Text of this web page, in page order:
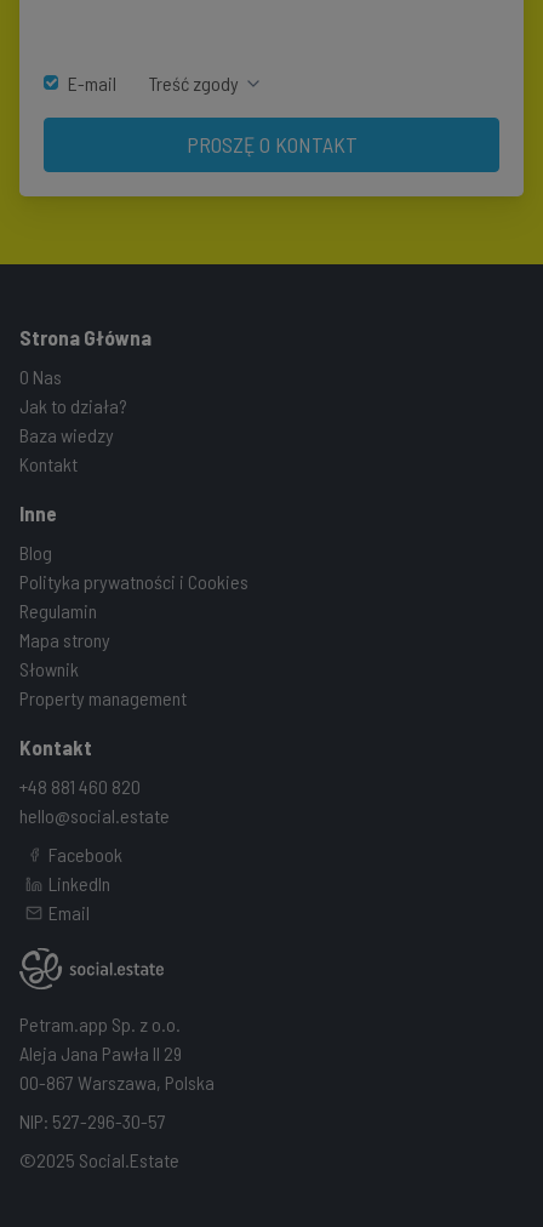
E-mail Treść zgody
PROSZĘ O KONTAKT
Strona Główna
O Nas
Jak to działa?
Baza wiedzy
Kontakt
Inne
Blog
Polityka prywatności i Cookies
Regulamin
Mapa strony
Słownik
Property management
Kontakt
+48 881 460 820
hello@social.estate
Facebook
LinkedIn
Email
Petram.app Sp. z o.o.
Aleja Jana Pawła II 29
00-867 Warszawa, Polska
NIP: 527-296-30-57
©2025 Social.Estate